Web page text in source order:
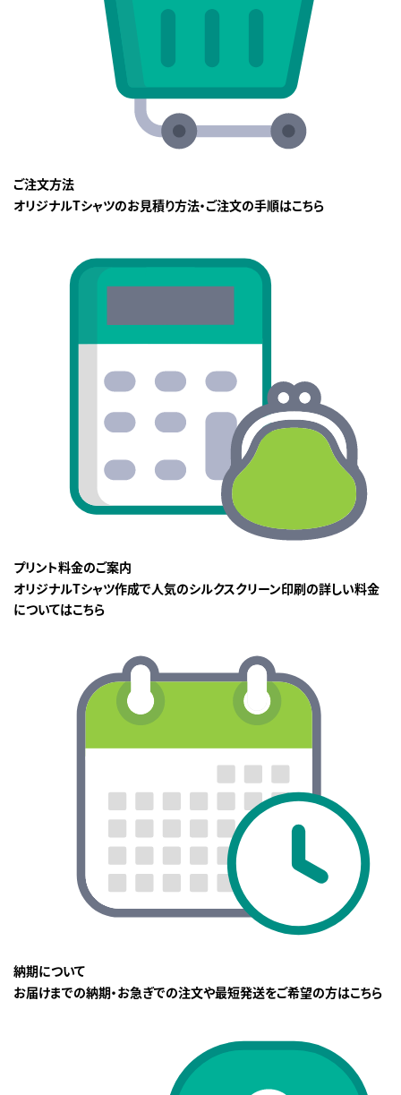
ご注文方法
オリジナルTシャツのお見積り方法・ご注文の手順はこちら
プリント料金のご案内
オリジナルTシャツ作成で人気のシルクスクリーン印刷の詳しい料金
についてはこちら
納期について
お届けまでの納期・お急ぎでの注文や最短発送をご希望の方はこちら